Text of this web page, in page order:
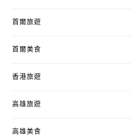
首爾旅遊
首爾美食
香港旅遊
高雄旅遊
高雄美食